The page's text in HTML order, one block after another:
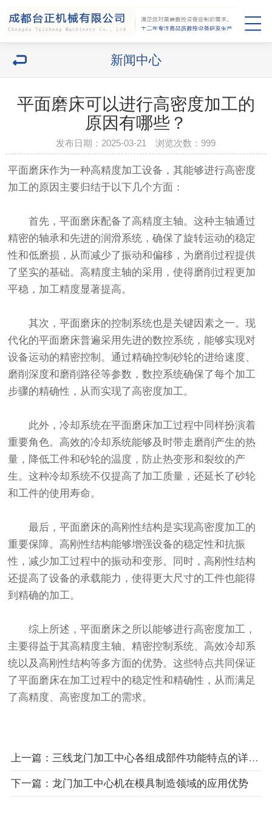
新闻中心
平面磨床可以进行高密度加工的
原因有哪些？
发布日期：2025-03-21 浏览次数： 999
平面磨床作为一种高精度加工设备，其能够进行高密度
加工的原因主要归结于以下几个方面：
首先，平面磨床配备了高精度主轴。这种主轴通过
精密的轴承和先进的润滑系统，确保了旋转运动的稳定
性和低磨损，从而减少了振动和偏移，为磨削过程提供
了坚实的基础。高精度主轴的采用，使得磨削过程更加
平稳，加工精度显著提高。
其次，平面磨床的控制系统也是关键因素之一。现
代化的平面磨床普遍采用先进的数控系统，能够实现对
设备运动的精密控制。通过精确控制砂轮的进给速度、
磨削深度和磨削路径等参数，数控系统确保了每个加工
步骤的精确性，从而实现了高密度加工。
此外，冷却系统在平面磨床加工过程中同样扮演着
重要角色。高效的冷却系统能够及时带走磨削产生的热
量，降低工件和砂轮的温度，防止热变形和裂纹的产
生。这种冷却系统不仅提高了加工质量，还延长了砂轮
和工件的使用寿命。
最后，平面磨床的高刚性结构是实现高密度加工的
重要保障。高刚性结构能够增强设备的稳定性和抗振
性，减少加工过程中的振动和变形。同时，高刚性结构
还提高了设备的承载能力，使得更大尺寸的工件也能得
到精确的加工。
综上所述，平面磨床之所以能够进行高密度加工，
主要得益于其高精度主轴、精密控制系统、高效冷却系
统以及高刚性结构等多方面的优势。这些特点共同保证
了平面磨床在加工过程中的稳定性和精确性，从而满足
了高精度、高密度加工的需求。
上一篇：三线龙门加工中心各组成部件功能特点的详细介绍分享
下一篇：龙门加工中心机在模具制造领域的应用优势